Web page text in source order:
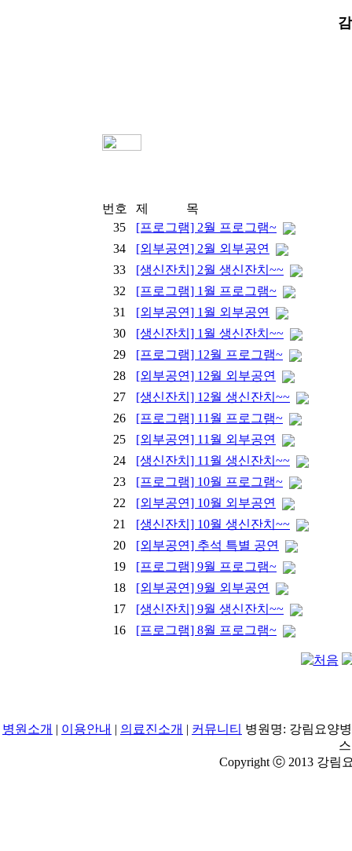
번호
제 목
35
[프로그램] 2월 프로그램~
34
[외부공연] 2월 외부공연
33
[생신잔치] 2월 생신잔치~~
32
[프로그램] 1월 프로그램~
31
[외부공연] 1월 외부공연
30
[생신잔치] 1월 생신잔치~~
29
[프로그램] 12월 프로그램~
28
[외부공연] 12월 외부공연
27
[생신잔치] 12월 생신잔치~~
26
[프로그램] 11월 프로그램~
25
[외부공연] 11월 외부공연
24
[생신잔치] 11월 생신잔치~~
23
[프로그램] 10월 프로그램~
22
[외부공연] 10월 외부공연
21
[생신잔치] 10월 생신잔치~~
20
[외부공연] 추석 특별 공연
19
[프로그램] 9월 프로그램~
18
[외부공연] 9월 외부공연
17
[생신잔치] 9월 생신잔치~~
16
[프로그램] 8월 프로그램~
병원소개 | 이용안내 | 의료진소개 | 커뮤니티 병원명: 강림요양
Copyright ⓒ 2013 강림